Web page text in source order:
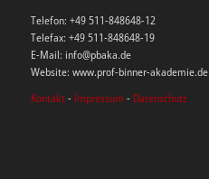
Telefon: +49 511-848648-12
Telefax: +49 511-848648-19
E-Mail: info@pbaka.de
Website: www.prof-binner-akademie.de
Kontakt - Impressum - Datenschutz